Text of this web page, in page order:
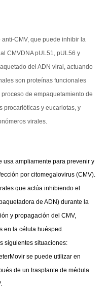
CMV, que puede inhibir la
CMVDNA pUL51, pUL56 y
del ADN viral, actuando
son proteínas funcionales
de empaquetamiento de
procarióticas y eucariotas, y
virales.
usa ampliamente para prevenir y
por citomegalovirus (CMV).
que actúa inhibiendo el
de ADN) durante la
y propagación del CMV,
en la célula huésped.
siguientes situaciones:
se puede utilizar en
de un trasplante de médula